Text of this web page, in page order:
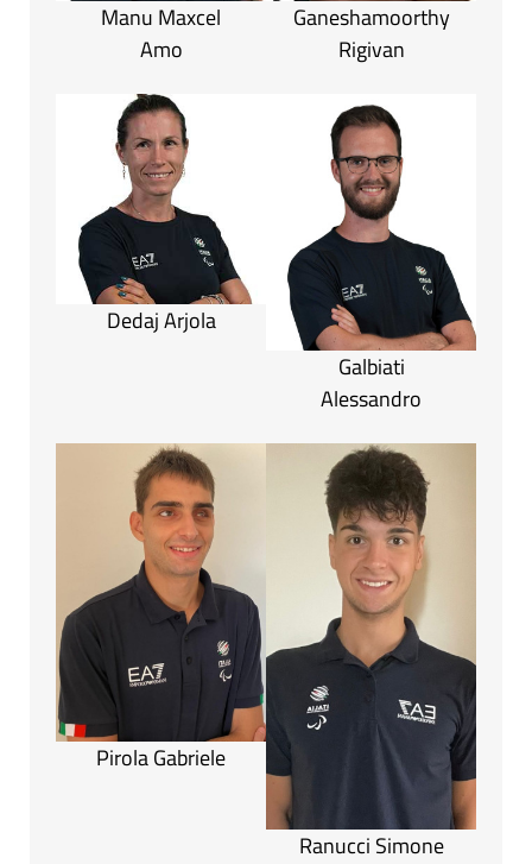
Manu Maxcel
Amo
Ganeshamoorthy
Rigivan
Dedaj Arjola
Galbiati
Alessandro
Pirola Gabriele
Ranucci Simone